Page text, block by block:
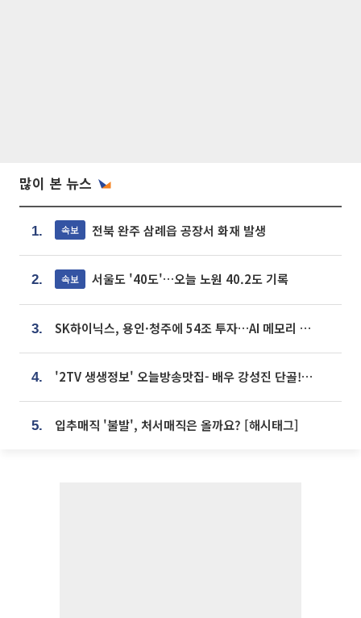
많이 본 뉴스
1. 속보 전북 완주 삼례읍 공장서 화재 발생
2. 속보 서울도 '40도'…오늘 노원 40.2도 기록
3. SK하이닉스, 용인·청주에 54조 투자…AI 메모리 생산기지 키운다
4. '2TV 생생정보' 오늘방송맛집- 배우 강성진 단골! 쌀국수ㆍ푸팟퐁 커리 맛집 '블○○○'
5. 입추매직 '불발', 처서매직은 올까요? [해시태그]